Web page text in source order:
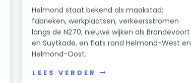
Helmond staat bekend als maakstad:
fabrieken, werkplaatsen, verkeersstromen
langs de N270, nieuwe wijken als Brandevoort
en Suytkade, en flats rond Helmond-West en
Helmond-Oost.
LEES VERDER